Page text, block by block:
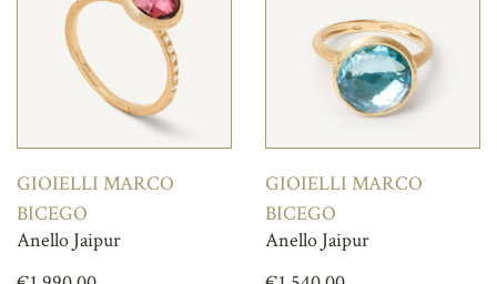
GIOIELLI MARCO
BICEGO
Anello Jaipur
GIOIELLI MARCO
BICEGO
Anello Jaipur